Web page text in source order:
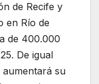
de Recife y
en Río de
de 400.000
De igual
aumentará su